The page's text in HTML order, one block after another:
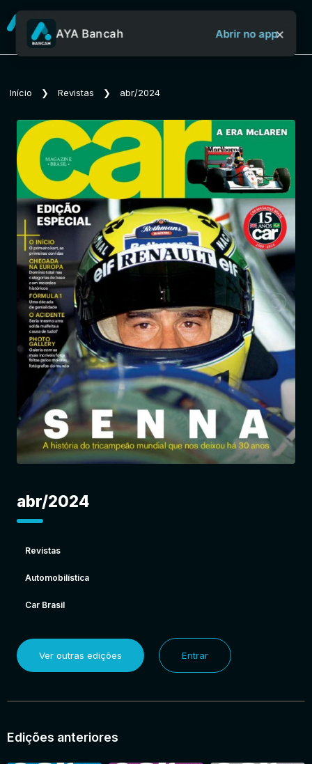
Sobre o Aya Bancah
Início
Revistas
Jornais
Entrar
AYA Bancah Abrir no app×
Início ❯ Revistas ❯ abr/2024
abr/2024
Revistas
Automobilística
Car Brasil
Ver outras edições Entrar
Edições anteriores